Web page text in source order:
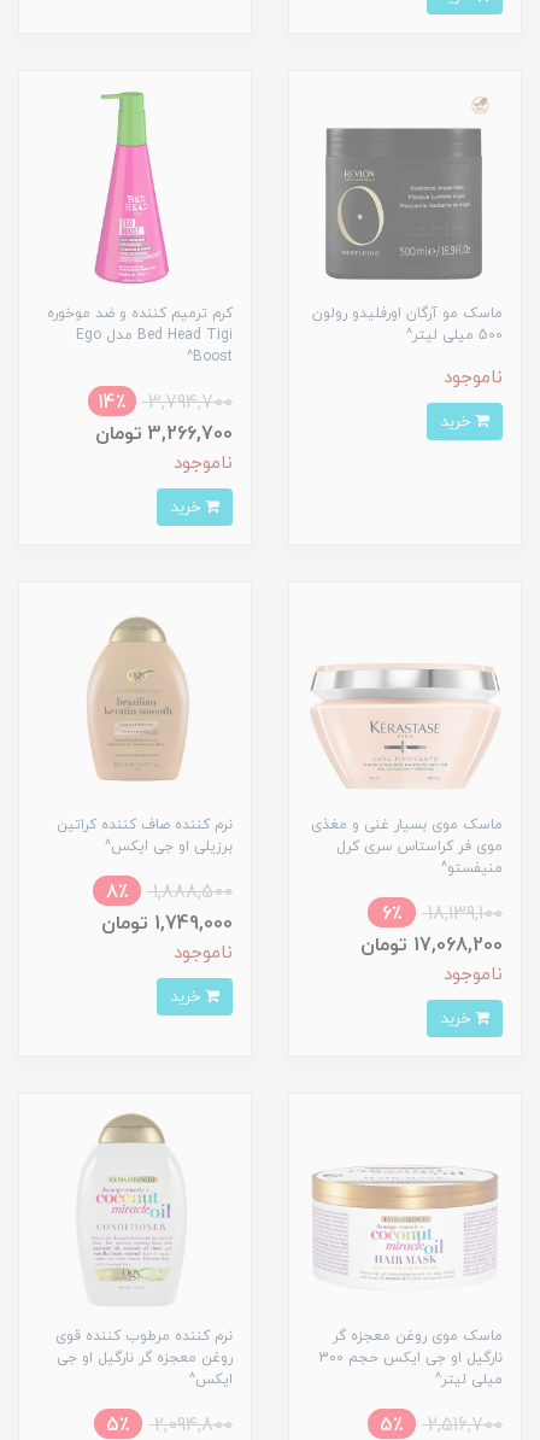
ماسک مو آرگان اورفلیدو رولون
500 میلی لیتر^
ناموجود
کرم ترمیم کننده و ضد موخوره
Bed Head Tigi مدل Ego
Boost^
3,794,700
14٪
3,266,700 تومان
ناموجود
ماسک موی بسیار غنی و مغذی
موی فر کراستاس سری کرل
منیفستو^
18,139,100
6٪
17,068,200 تومان
ناموجود
نرم کننده صاف کننده کراتین
برزیلی او جی ایکس^
1,888,500
8٪
1,749,000 تومان
ناموجود
ماسک موی روغن معجزه گر
نارگیل او جی ایکس حجم 300
میلی لیتر^
2,516,700
5٪
نرم کننده مرطوب کننده قوی
روغن معجزه گر نارگیل او جی
ایکس^
2,094,800
5٪